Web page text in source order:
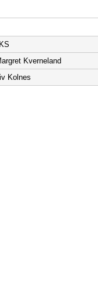
Kverneland
Kolnes